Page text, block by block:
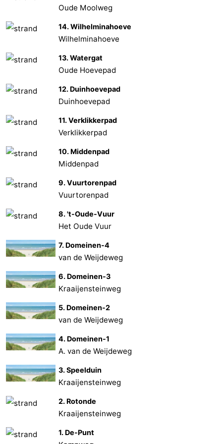
Schouwen
Nature
-
Nature
de
-
Domburg
-
Middelburg
Météo
Contact
Oude Moolweg
14. Wilhelminahoeve
Wilhelminahoeve
13. Watergat
Oude Hoevepad
12. Duinhoevepad
Duinhoevepad
11. Verklikkerpad
Verklikkerpad
10. Middenpad
Middenpad
9. Vuurtorenpad
Vuurtorenpad
8. 't-Oude-Vuur
Het Oude Vuur
7. Domeinen-4
van de Weijdeweg
6. Domeinen-3
Kraaijensteinweg
5. Domeinen-2
van de Weijdeweg
4. Domeinen-1
A. van de Weijdeweg
3. Speelduin
Kraaijensteinweg
2. Rotonde
Kraaijensteinweg
1. De-Punt